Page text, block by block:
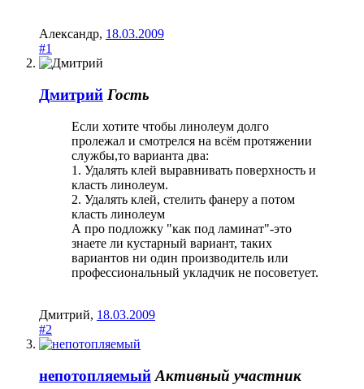
Александр, 18.03.2009
#1
Дмитрий Гость
Если хотите чтобы линолеум долго
пролежал и смотрелся на всём протяжении
службы,то варианта два:
1. Удалять клей выравнивать поверхность и
класть линолеум.
2. Удалять клей, стелить фанеру а потом
класть линолеум
А про подложку "как под ламинат"-это
знаете ли кустарный вариант, таких
вариантов ни один производитель или
профессиональный укладчик не посоветует.
Дмитрий, 18.03.2009
#2
непотопляемый Активный участник